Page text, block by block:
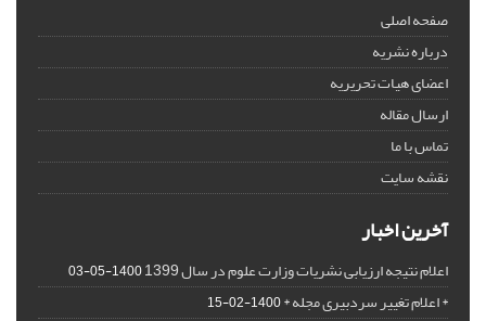
صفحه اصلی
درباره نشریه
اعضای هیات تحریریه
ارسال مقاله
تماس با ما
نقشه سایت
آخرین اخبار
اعلام نتیجه ارزیابی نشریات وزارت علوم در سال 1399 1400-05-03
* اعلام تغییر سردبیری مجله *1400-02-15